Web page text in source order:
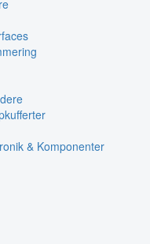
& Komponenter